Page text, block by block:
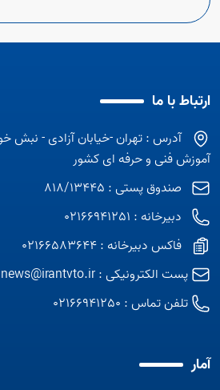
ارتباط با ما
آدرس : تهران -خیابان آزادی - نبش
آموزش فنی و حرفه ای کشور
صندوق پستی : 818/13445
دبیرخانه : 02166941251
فاکس دبیرخانه : 02166583644
پست الکترونیکی :news@irantvto.ir
تلفن تماس : 02166941250
آمار